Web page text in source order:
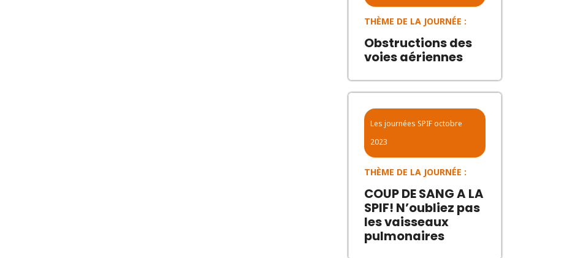
THÈME DE LA JOURNÉE :
Obstructions des
voies aériennes
Les journées SPIFoctobre
2023
THÈME DE LA JOURNÉE :
COUP DE SANG A LA
SPIF! N’oubliez pas
les vaisseaux
pulmonaires